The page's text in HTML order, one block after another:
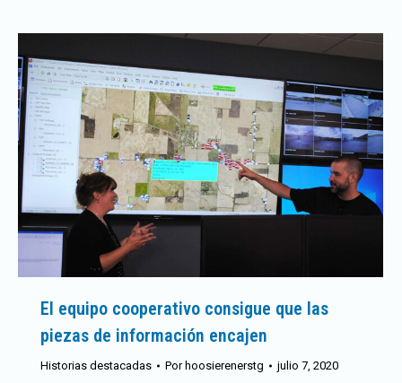
El equipo cooperativo consigue que las
piezas de información encajen
Historias destacadas Por hoosierenerstg julio 7, 2020